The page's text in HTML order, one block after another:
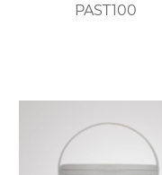
PAST100